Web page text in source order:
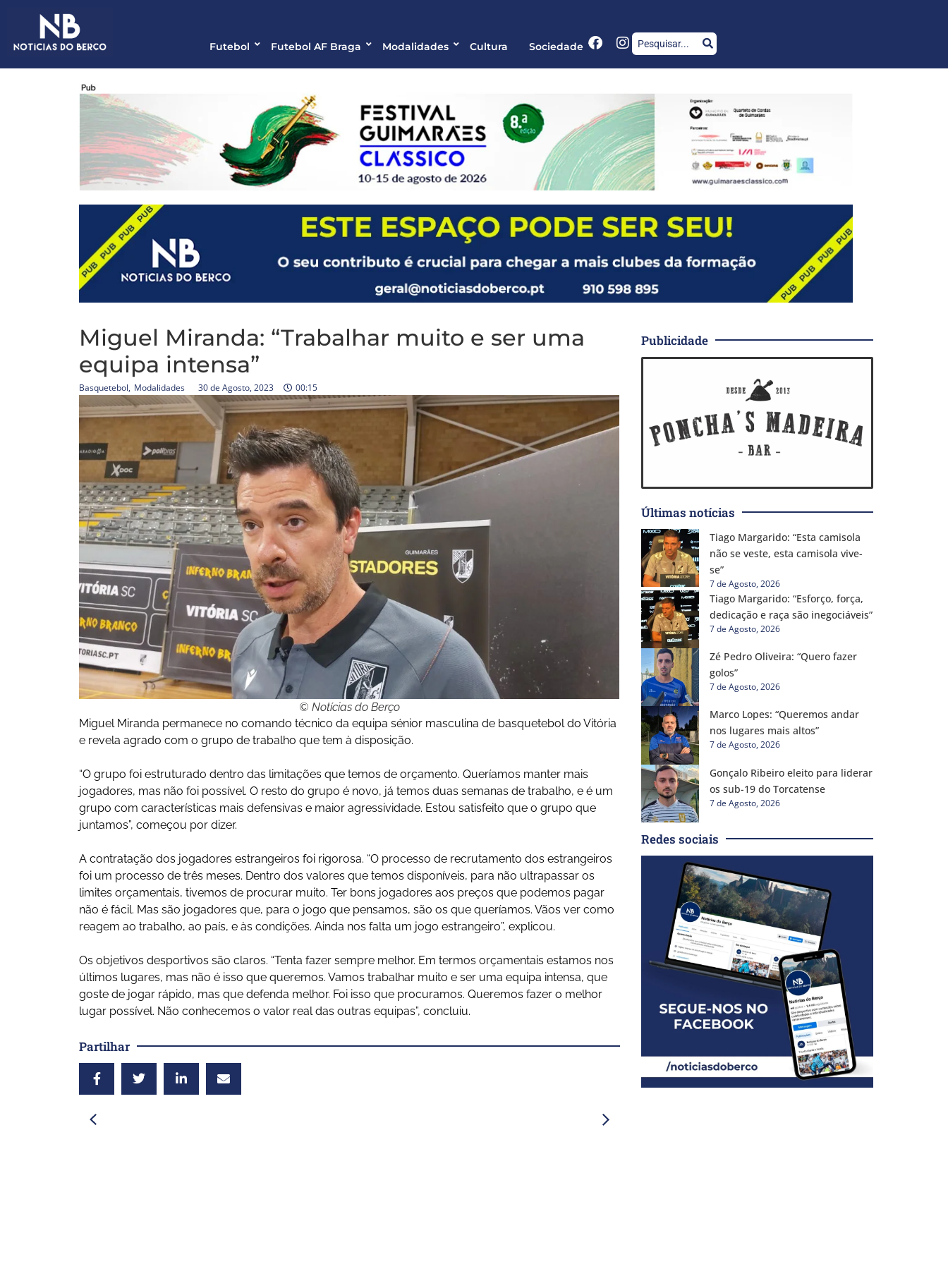
Futebol Futebol AF Braga Modalidades Cultura Sociedade
Miguel Miranda: “Trabalhar muito e ser uma
equipa intensa”
Basquetebol, Modalidades 30 de Agosto, 2023 00:15
© Notícias do Berço
Miguel Miranda permanece no comando técnico da equipa sénior masculina de basquetebol do Vitória
e revela agrado com o grupo de trabalho que tem à disposição.
“O grupo foi estruturado dentro das limitações que temos de orçamento. Queríamos manter mais
jogadores, mas não foi possível. O resto do grupo é novo, já temos duas semanas de trabalho, e é um
grupo com características mais defensivas e maior agressividade. Estou satisfeito que o grupo que
juntamos”, começou por dizer.
A contratação dos jogadores estrangeiros foi rigorosa. “O processo de recrutamento dos estrangeiros
foi um processo de três meses. Dentro dos valores que temos disponíveis, para não ultrapassar os
limites orçamentais, tivemos de procurar muito. Ter bons jogadores aos preços que podemos pagar
não é fácil. Mas são jogadores que, para o jogo que pensamos, são os que queríamos. Vãos ver como
reagem ao trabalho, ao país, e às condições. Ainda nos falta um jogo estrangeiro”, explicou.
Os objetivos desportivos são claros. “Tenta fazer sempre melhor. Em termos orçamentais estamos nos
últimos lugares, mas não é isso que queremos. Vamos trabalhar muito e ser uma equipa intensa, que
goste de jogar rápido, mas que defenda melhor. Foi isso que procuramos. Queremos fazer o melhor
lugar possível. Não conhecemos o valor real das outras equipas”, concluiu.
Partilhar
Publicidade
Últimas notícias
Tiago Margarido: “Esta camisola
não se veste, esta camisola vive-
se”
7 de Agosto, 2026
Tiago Margarido: “Esforço, força,
dedicação e raça são inegociáveis”
7 de Agosto, 2026
Zé Pedro Oliveira: “Quero fazer
golos”
7 de Agosto, 2026
Marco Lopes: “Queremos andar
nos lugares mais altos”
7 de Agosto, 2026
Gonçalo Ribeiro eleito para liderar
os sub-19 do Torcatense
7 de Agosto, 2026
Redes sociais